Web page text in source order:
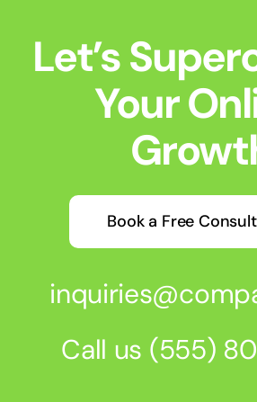
Let’s
Your
Book a Free
Call us (555)